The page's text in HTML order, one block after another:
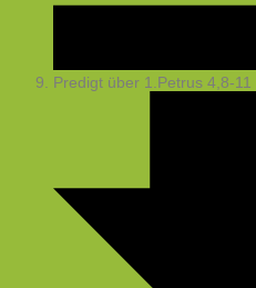
Predigt über 1.Petrus 4,8-11